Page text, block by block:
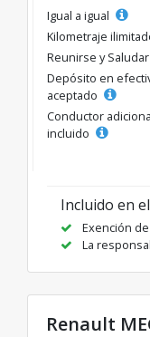
Igual a igual
Kilometraje
Reunirse y Saludar
Depósito en
aceptado
Conductor
incluido
Incluido en
Exención
La
Renault